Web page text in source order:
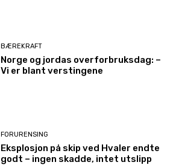
BÆREKRAFT
Norge og jordas overforbruksdag: –
Vi er blant verstingene
FORURENSING
Eksplosjon på skip ved Hvaler endte
godt – ingen skadde, intet utslipp